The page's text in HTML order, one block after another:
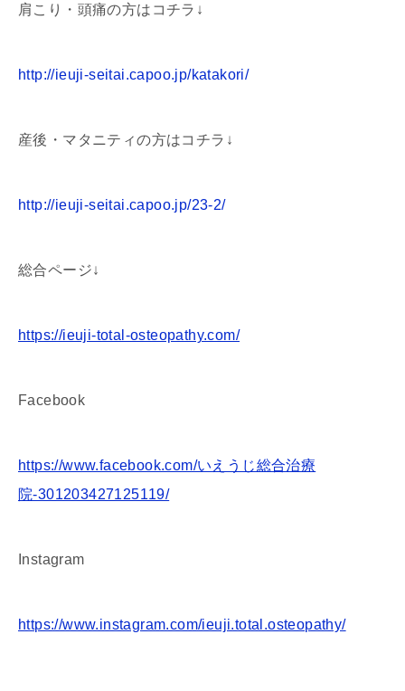
肩こり・頭痛の方はコチラ↓
http://ieuji-seitai.capoo.jp/katakori/
産後・マタニティの方はコチラ↓
http://ieuji-seitai.capoo.jp/23-2/
総合ページ↓
https://ieuji-total-osteopathy.com/
Facebook
https://www.facebook.com/いえうじ総合治療
院-301203427125119/
Instagram
https://www.instagram.com/ieuji.total.osteopathy/